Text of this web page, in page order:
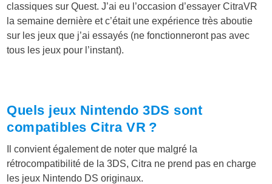
classiques sur Quest. J’ai eu l’occasion d’essayer CitraVR
la semaine dernière et c’était une expérience très aboutie
sur les jeux que j’ai essayés (ne fonctionneront pas avec
tous les jeux pour l’instant).
Quels jeux Nintendo 3DS sont
compatibles Citra VR ?
Il convient également de noter que malgré la
rétrocompatibilité de la 3DS, Citra ne prend pas en charge
les jeux Nintendo DS originaux.